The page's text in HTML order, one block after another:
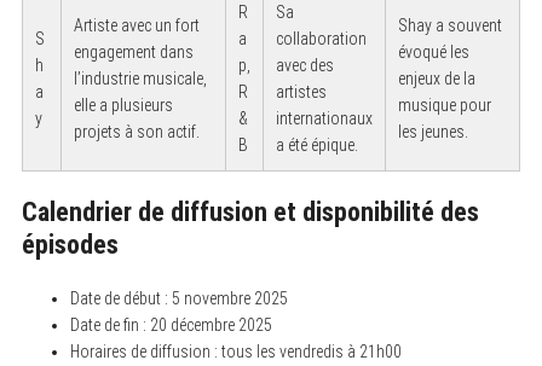
S
h
a
y
Artiste avec un fort
engagement dans
l’industrie musicale,
elle a plusieurs
projets à son actif.
R
a
p,
R
&
B
Sa
collaboration
avec des
artistes
internationaux
a été épique.
Shay a souvent
évoqué les
enjeux de la
musique pour
les jeunes.
Calendrier de diffusion et disponibilité des
épisodes
Date de début : 5 novembre 2025
Date de fin : 20 décembre 2025
Horaires de diffusion : tous les vendredis à 21h00